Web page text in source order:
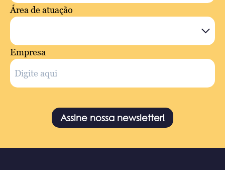
Área de atuação
Empresa
Assine nossa newsletter!